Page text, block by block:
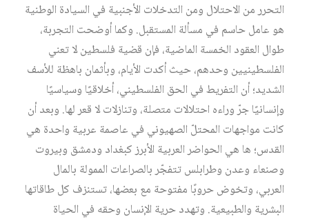
التحرر من الاحتلال ومن التدخلات الأجنبية في السيادة الوطنية
هو عامل حاسم في مسألة المستقبل. وكما أوضحت التجربة،
طوال العقود الخمسة الماضية، فإن قضية فلسطين لا تعني
الفلسطينيين وحدهم، حيث أكدت الأيام، وبأثمان باهظة للأسف
الشديد؛ أن التفريط في الحق الفلسطيني، أخلاقيًا وسياسيًا
وإنسانيًا جرّ وراءه احتلالات متصلة، وتنازلات لا قعر لها. وبعد أن
كانت مواجهات المحتلّ الصهيوني في عاصمة عربية واحدة هي
القدس؛ ها هي الحواضر العربية الأبرز كبغداد ودمشق وبيروت
وصنعاء وعدن وطرابلس تتفجّر بالصراعات الممولة بالمال
العربي، وتخوض حروبًا مفتوحة مع بعضها، تستنزف كل طاقاتها
البشرية والطبيعية. وتهدد حرية الإنسان وحقه في الحياة